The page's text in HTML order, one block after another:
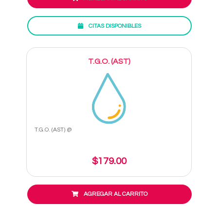
CITAS DISPONIBLES
T.G.O. (AST)
T.G.O. (AST) @
$179.00
AGREGAR AL CARRITO